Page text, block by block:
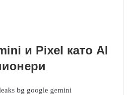
и Pixel като AI